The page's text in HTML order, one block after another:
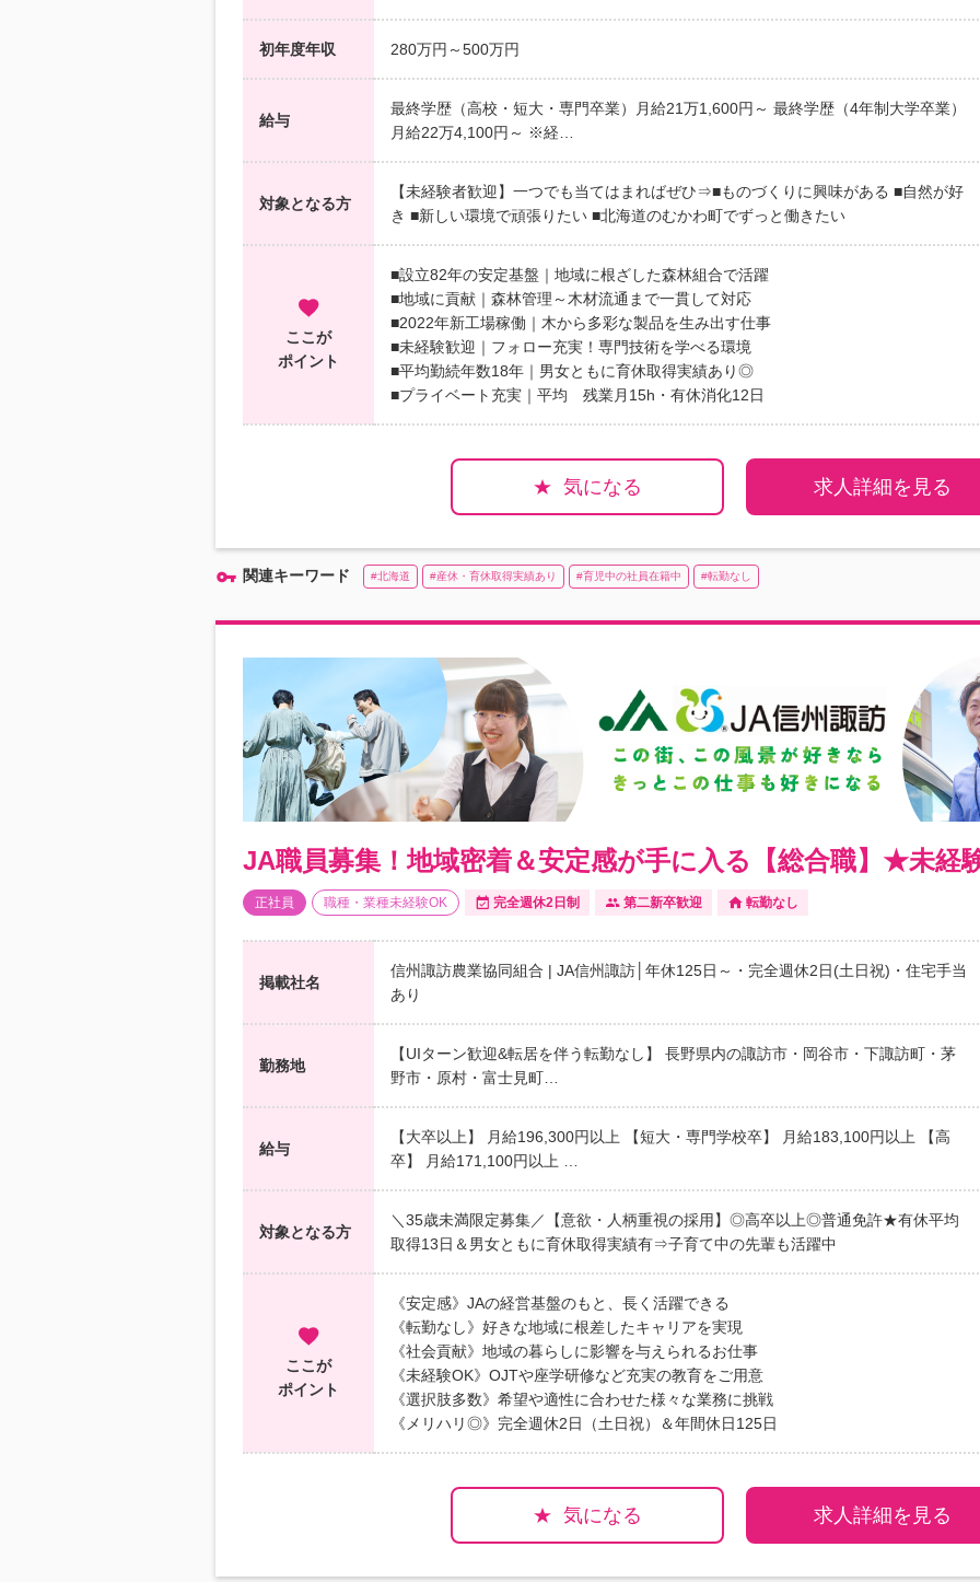
初年度年収 280万円～500万円
給与
最終学歴（高校・短大・専門卒業）月給21万1,600円～ 最終学歴（4年制大学卒業）
月給22万4,100円～ ※経…
対象となる方
【未経験者歓迎】一つでも当てはまればぜひ⇒■ものづくりに興味がある ■自然が好
き ■新しい環境で頑張りたい ■北海道のむかわ町でずっと働きたい
ここが
ポイント
■設立82年の安定基盤｜地域に根ざした森林組合で活躍
■地域に貢献｜森林管理～木材流通まで一貫して対応
■2022年新工場稼働｜木から多彩な製品を生み出す仕事
■未経験歓迎｜フォロー充実！専門技術を学べる環境
■平均勤続年数18年｜男女ともに育休取得実績あり◎
■プライベート充実｜平均 残業月15h・有休消化12日
気になる 求人詳細を見る
関連キーワード 北海道 産休・育休取得実績あり 育児中の社員在籍中 転勤なし
JA職員募集！地域密着＆安定感が手に入る【総合職】★未経
正社員 職種・業種未経験OK 完全週休2日制 第二新卒歓迎 転勤なし
掲載社名
信州諏訪農業協同組合 | JA信州諏訪│年休125日～・完全週休2日(土日祝)・住宅手当
あり
勤務地
【UIターン歓迎&転居を伴う転勤なし】 長野県内の諏訪市・岡谷市・下諏訪町・茅
野市・原村・富士見町…
給与
【大卒以上】 月給196,300円以上 【短大・専門学校卒】 月給183,100円以上 【高
卒】 月給171,100円以上 …
対象となる方
＼35歳未満限定募集／【意欲・人柄重視の採用】◎高卒以上◎普通免許★有休平均
取得13日＆男女ともに育休取得実績有⇒子育て中の先輩も活躍中
ここが
ポイント
《安定感》JAの経営基盤のもと、長く活躍できる
《転勤なし》好きな地域に根差したキャリアを実現
《社会貢献》地域の暮らしに影響を与えられるお仕事
《未経験OK》OJTや座学研修など充実の教育をご用意
《選択肢多数》希望や適性に合わせた様々な業務に挑戦
《メリハリ◎》完全週休2日（土日祝）＆年間休日125日
気になる 求人詳細を見る